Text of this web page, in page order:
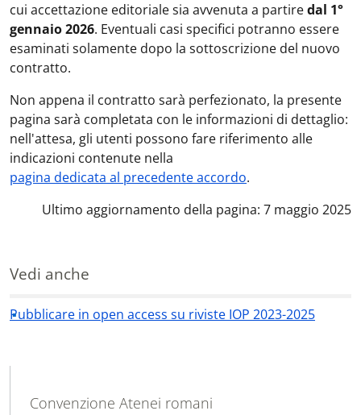
cui accettazione editoriale sia avvenuta a partiredal 1°
gennaio 2026. Eventuali casi specifici potranno essere
esaminati solamente dopo la sottoscrizione del nuovo
contratto.
Non appena il contratto sarà perfezionato, la presente
pagina sarà completata con le informazioni di dettaglio:
nell'attesa, gli utenti possono fare riferimento alle
indicazioni contenute nella
pagina dedicata al precedente accordo.
Ultimo aggiornamento della pagina: 7 maggio 2025
Vedi anche
Pubblicare in open access su riviste IOP 2023-2025
MAIN NAVIGATION
Convenzione Atenei romani